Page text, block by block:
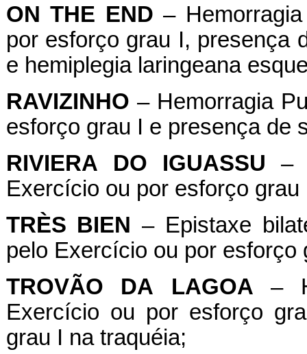
ON THE END –
por esforço grau I, presença
e hemiplegia laringeana
RAVIZINHO – Hemorragia
esforço grau I e presença de
RIVIERA
DO IGUASSU –
Exercício ou por esforço grau
TRÈS BIEN – Epistaxe
pelo Exercício ou por esforço
TROVÃO
DA LAGOA –
Exercício ou por esforço
grau I na traquéia;